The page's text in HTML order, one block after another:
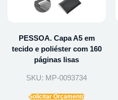
PESSOA. Capa A5 em
tecido e poliéster com 160
páginas lisas
SKU: MP-0093734
Solicitar Orçamento